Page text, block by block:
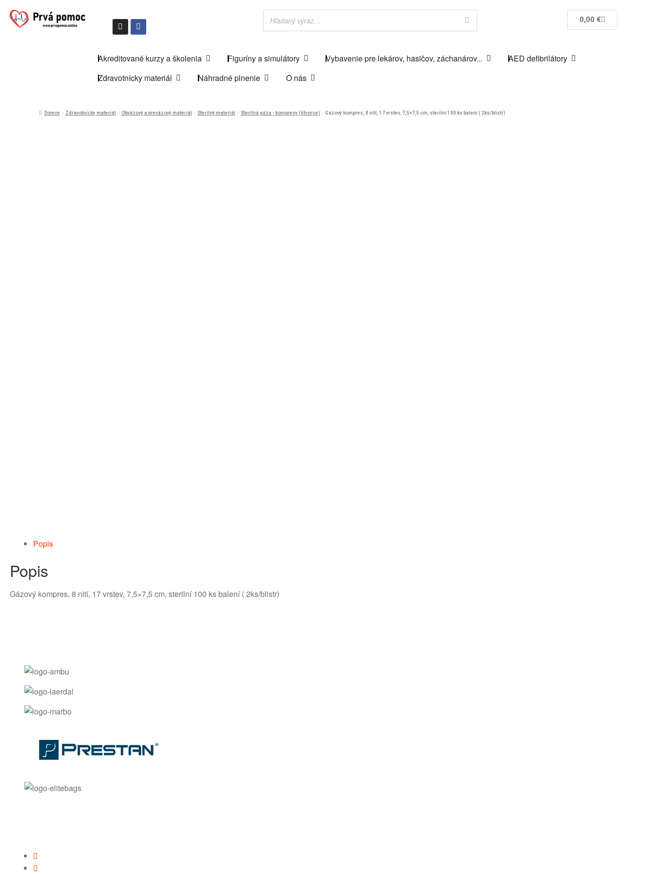
0,00 €
Akreditované kurzy a školenia Figuríny a simulátory Vybavenie pre lekárov, hasičov, záchanárov...
AED defibrilátory
Zdravotnícky materiál
Náhradné plnenie O nás
Domov Zdravotnícky materiál Obväzový a preväzový materiál Sterilný materiál Sterilná gáza - kompresy (štvorce) Gázový kompres, 8 nití, 17 vrstev, 7,5×7,5 cm, sterilní 100 ks balení ( 2ks/blistr)
Popis
Popis
Gázový kompres, 8 nití, 17 vrstev, 7,5×7,5 cm, sterilní 100 ks balení ( 2ks/blistr)